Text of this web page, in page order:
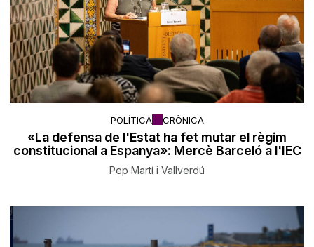
POLÍTICA CRÒNICA
«La defensa de l'Estat ha fet mutar el règim
constitucional a Espanya»: Mercè Barceló a l'IEC
Pep Martí i Vallverdú